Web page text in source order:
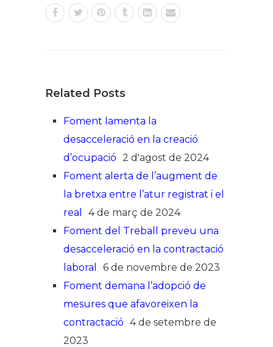
Related Posts
Foment lamenta la
desacceleració en la creació
d’ocupació 2 d'agost de 2024
Foment alerta de l’augment de
la bretxa entre l’atur registrat i el
real
4 de març de 2024
Foment del Treball preveu una
desacceleració en la contractació
laboral
6 de novembre de 2023
Foment demana l’adopció de
mesures que afavoreixen la
contractació 4 de setembre de
2023